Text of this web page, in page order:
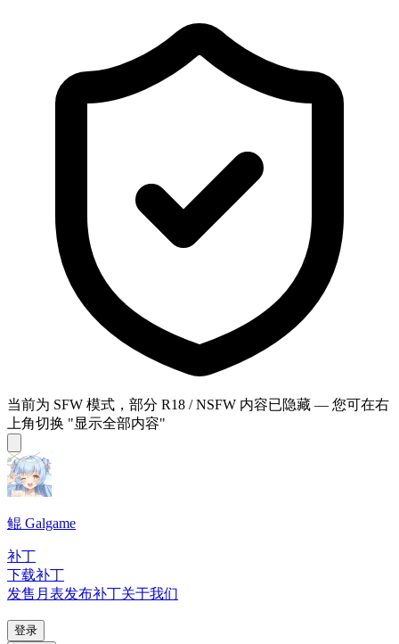
当前为 SFW 模式，部分 R18 / NSFW 内容已隐藏 — 您可在右
上角切换 "显示全部内容"
鲲 Galgame
补丁
下载补丁
发售月表发布补丁关于我们
登录